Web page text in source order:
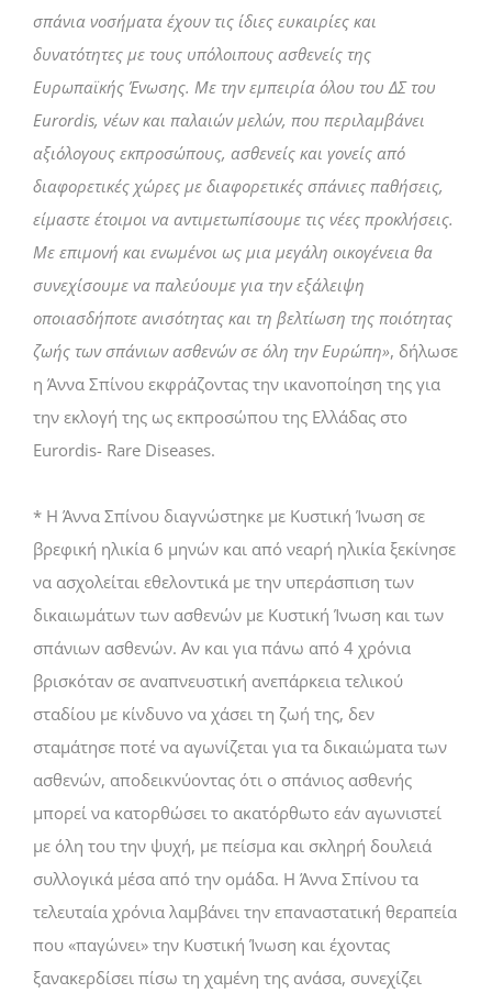
σπάνια νοσήματα έχουν τις ίδιες ευκαιρίες και
δυνατότητες με τους υπόλοιπους ασθενείς της
Ευρωπαϊκής Ένωσης. Με την εμπειρία όλου του ΔΣ του
Eurordis, νέων και παλαιών μελών, που περιλαμβάνει
αξιόλογους εκπροσώπους, ασθενείς και γονείς από
διαφορετικές χώρες με διαφορετικές σπάνιες παθήσεις,
είμαστε έτοιμοι να αντιμετωπίσουμε τις νέες προκλήσεις.
Με επιμονή και ενωμένοι ως μια μεγάλη οικογένεια θα
συνεχίσουμε να παλεύουμε για την εξάλειψη
οποιασδήποτε ανισότητας και τη βελτίωση της ποιότητας
ζωής των σπάνιων ασθενών σε όλη την Ευρώπη», δήλωσε
η Άννα Σπίνου εκφράζοντας την ικανοποίηση της για
την εκλογή της ως εκπροσώπου της Ελλάδας στο
Eurordis- Rare Diseases.
* Η Άννα Σπίνου διαγνώστηκε με Κυστική Ίνωση σε
βρεφική ηλικία 6 μηνών και από νεαρή ηλικία ξεκίνησε
να ασχολείται εθελοντικά με την υπεράσπιση των
δικαιωμάτων των ασθενών με Κυστική Ίνωση και των
σπάνιων ασθενών. Αν και για πάνω από 4 χρόνια
βρισκόταν σε αναπνευστική ανεπάρκεια τελικού
σταδίου με κίνδυνο να χάσει τη ζωή της, δεν
σταμάτησε ποτέ να αγωνίζεται για τα δικαιώματα των
ασθενών, αποδεικνύοντας ότι ο σπάνιος ασθενής
μπορεί να κατορθώσει το ακατόρθωτο εάν αγωνιστεί
με όλη του την ψυχή, με πείσμα και σκληρή δουλειά
συλλογικά μέσα από την ομάδα. Η Άννα Σπίνου τα
τελευταία χρόνια λαμβάνει την επαναστατική θεραπεία
που «παγώνει» την Κυστική Ίνωση και έχοντας
ξανακερδίσει πίσω τη χαμένη της ανάσα, συνεχίζει